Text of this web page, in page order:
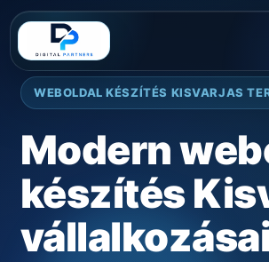
WEBOLDAL KÉSZÍTÉS KISVARJAS
Modern
készítés